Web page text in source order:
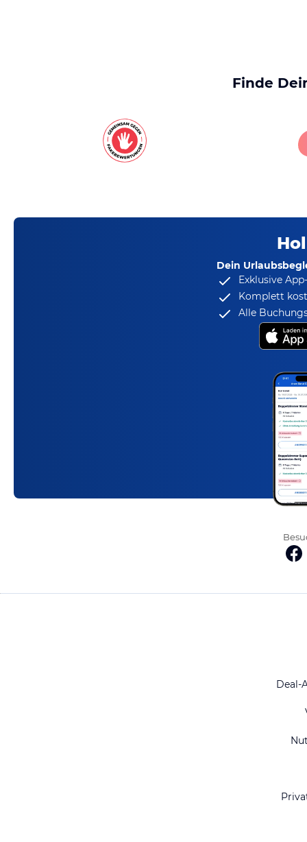
Finde
Dein
Exklusive
Komplett
Alle
Deal-